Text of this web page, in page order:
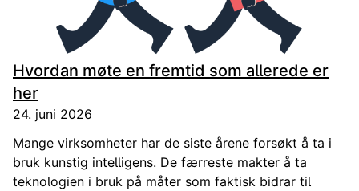
Hvordan møte en fremtid som allerede er
her
24. juni 2026
Mange virksomheter har de siste årene forsøkt å ta i
bruk kunstig intelligens. De færreste makter å ta
teknologien i bruk på måter som faktisk bidrar til